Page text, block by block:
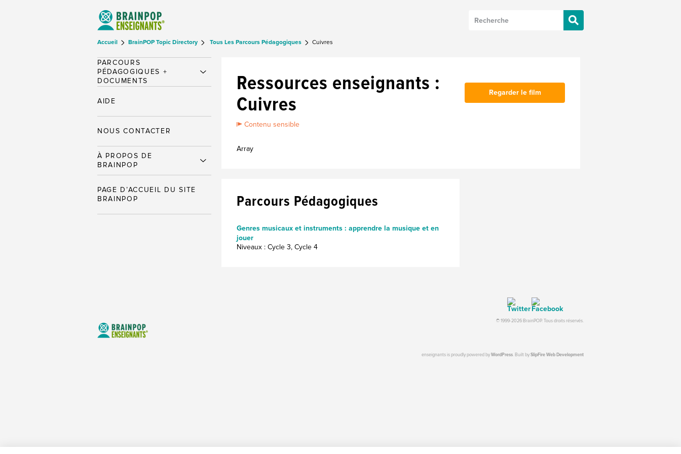
Accueil BrainPOP Topic Directory Tous Les Parcours Pédagogiques Cuivres
Ressources enseignants :
Cuivres
Contenu sensible
Array
Regarder le film
Parcours Pédagogiques
Genres musicaux et instruments : apprendre la musique et en
jouer
Niveaux : Cycle 3, Cycle 4
PARCOURS
PÉDAGOGIQUES +
DOCUMENTS
AIDE
NOUS CONTACTER
À PROPOS DE
BRAINPOP
PAGE D’ACCUEIL DU SITE
BRAINPOP
© 1999-2026 BrainPOP. Tous droits réservés.
enseignants is proudly powered byWordPress. Built bySlipFire Web Development